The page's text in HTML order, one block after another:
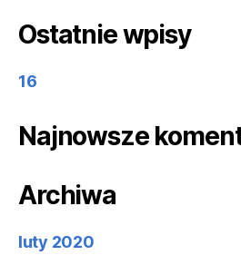
Ostatnie wpisy
16
Najnowsze
Archiwa
luty 2020